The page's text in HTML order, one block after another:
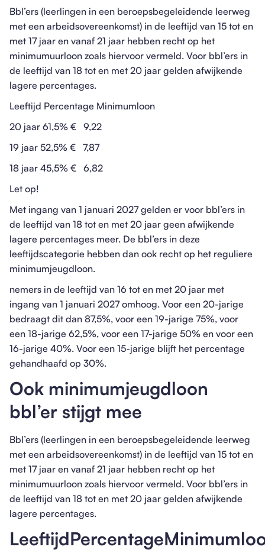
Bbl’ers (leerlingen in een beroepsbegeleidende leerweg
met een arbeidsovereenkomst) in de leeftijd van 15 tot en
met 17 jaar en vanaf 21 jaar hebben recht op het
minimumuurloon zoals hiervoor vermeld. Voor bbl’ers in
de leeftijd van 18 tot en met 20 jaar gelden afwijkende
lagere percentages.
Leeftijd Percentage Minimumloon
20 jaar 61,5% € 9,22
19 jaar 52,5% € 7,87
18 jaar 45,5% € 6,82
Let op!
Met ingang van 1 januari 2027 gelden er voor bbl’ers in
de leeftijd van 18 tot en met 20 jaar geen afwijkende
lagere percentages meer. De bbl’ers in deze
leeftijdscategorie hebben dan ook recht op het reguliere
minimumjeugdloon.
nemers in de leeftijd van 16 tot en met 20 jaar met
ingang van 1 januari 2027 omhoog. Voor een 20-jarige
bedraagt dit dan 87,5%, voor een 19-jarige 75%, voor
een 18-jarige 62,5%, voor een 17-jarige 50% en voor een
16-jarige 40%. Voor een 15-jarige blijft het percentage
gehandhaafd op 30%.
Ook minimumjeugdloon
bbl’er stijgt mee
Bbl’ers (leerlingen in een beroepsbegeleidende leerweg
met een arbeidsovereenkomst) in de leeftijd van 15 tot en
met 17 jaar en vanaf 21 jaar hebben recht op het
minimumuurloon zoals hiervoor vermeld. Voor bbl’ers in
de leeftijd van 18 tot en met 20 jaar gelden afwijkende
lagere percentages.